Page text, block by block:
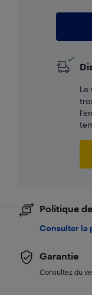
Le
Politique
Consulter la
Garantie
Consultez du